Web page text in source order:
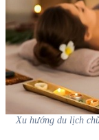
Xu hướng du lịch